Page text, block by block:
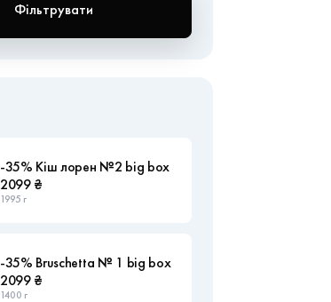
Фільтрувати
-35% Кіш лорен №2 big box
2099 ₴
1995 г
-35% Bruschetta № 1 big box
2099 ₴
1400 г